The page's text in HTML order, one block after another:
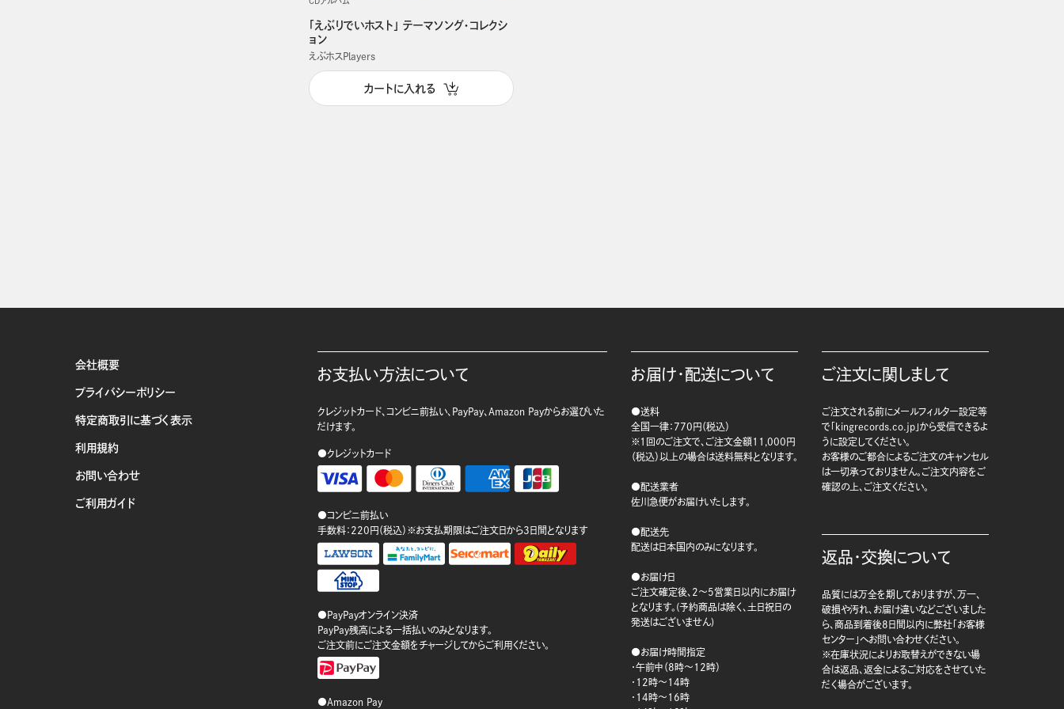
「えぶりでいホスト」 テーマソング・コレクシ
ョン
えぶホスPlayers
カートに入れる
会社概要
プライバシーポリシー
特定商取引に基づく表示
利用規約
お問い合わせ
ご利用ガイド
お支払い方法について
クレジットカード、コンビニ前払い、PayPay、Amazon Payからお選びいた
だけます。
●クレジットカード
●コンビニ前払い
手数料：220円（税込）※お支払期限はご注文日から3日間となります
●PayPayオンライン決済
PayPay残高による一括払いのみとなります。
ご注文前にご注文金額をチャージしてからご利用ください。
●Amazon Pay
お届け・配送について
●送料
全国一律：770円（税込）
※1回のご注文で、ご注文金額11,000円
（税込）以上の場合は送料無料となります。
●配送業者
佐川急便がお届けいたします。
●配送先
配送は日本国内のみになります。
●お届け日
ご注文確定後、2～5営業日以内にお届け
となります。(予約商品は除く、土日祝日の
発送はございません)
●お届け時間指定
・午前中（8時～12時）
・12時～14時
・14時～16時
ご注文に関しまして
ご注文される前にメールフィルター設定等
で「kingrecords.co.jp」から受信できるよ
うに設定してください。
お客様のご都合によるご注文のキャンセル
は一切承っておりません。ご注文内容をご
確認の上、ご注文ください。
返品・交換について
品質には万全を期しておりますが、万一、
破損や汚れ、お届け違いなどございました
ら、商品到着後8日間以内に弊社「お客様
センター」へお問い合わせください。
※在庫状況によりお取替えができない場
合は返品、返金によるご対応をさせていた
だく場合がございます。